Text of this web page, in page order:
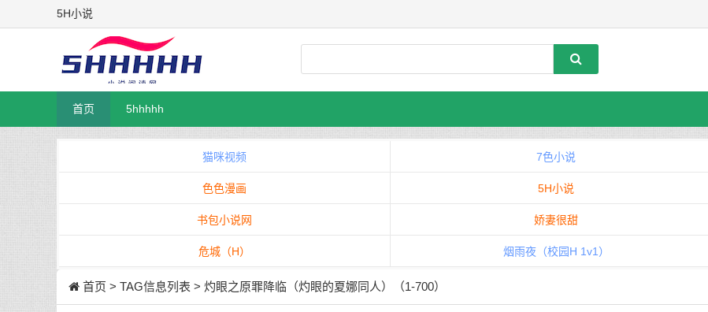
5H小说
首页 5hhhhh
猫咪视频 7色小说
色色漫画 5H小说
书包小说网 娇妻很甜
危城（H） 烟雨夜（校园H 1v1）
首页 > TAG信息列表 > 灼眼之原罪降临（灼眼的夏娜同人）（1-700）